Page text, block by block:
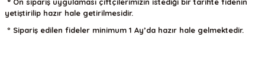
yetiştirilip hazır hale getirilmesidir.
º Sipariş edilen fideler minimum 1 Ay’da hazır hale gelmektedir.